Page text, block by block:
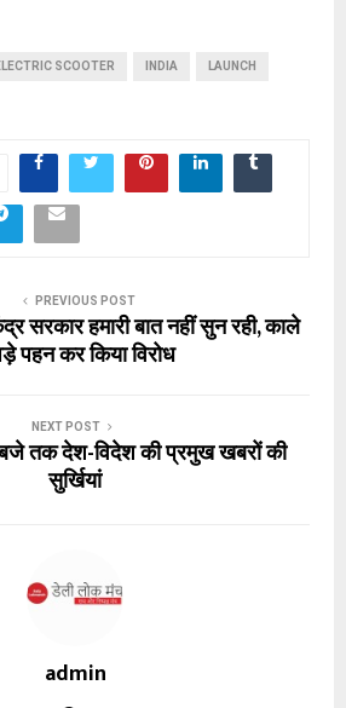
SCOOTER INDIA LAUNCH
PREVIOUS POST
सरकार हमारी बात नहीं सुन रही, काले
पहन कर किया विरोध
NEXT POST
तक देश-विदेश की प्रमुख खबरों की
सुर्खियां
admin